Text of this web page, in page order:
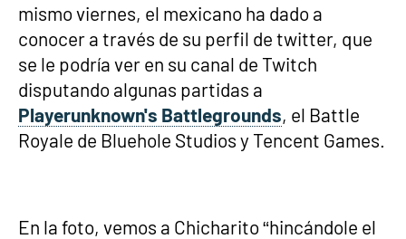
mismo viernes, el mexicano ha dado a
conocer a través de su perfil de twitter, que
se le podría ver en su canal de Twitch
disputando algunas partidas a
Playerunknown's Battlegrounds, el Battle
Royale de Bluehole Studios y Tencent Games.
En la foto, vemos a Chicharito “hincándole el